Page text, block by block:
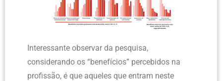
Interessante observar da pesquisa,
considerando os “benefícios” percebidos na
profissão, é que aqueles que entram neste